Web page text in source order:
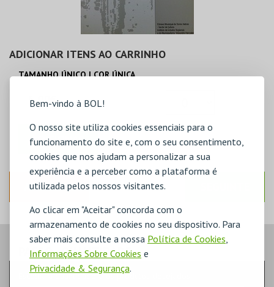
Bem-vindo à BOL!
O nosso site utiliza cookies essenciais para o
funcionamento do site e, com o seu consentimento,
cookies que nos ajudam a personalizar a sua
experiência e a perceber como a plataforma é
utilizada pelos nossos visitantes.
Ao clicar em "Aceitar" concorda com o
armazenamento de cookies no seu dispositivo. Para
saber mais consulte a nossa Política de Cookies,
Informações Sobre Cookies e
Privacidade & Segurança.
ADICIONAR ITENS AO CARRINHO
TAMANHO ÚNICO | COR ÚNICA
5,00€
ADICIONAR
ANTERIOR
PASSO- QUANTIDADE
Escolha a quantidade e os produtos desejados